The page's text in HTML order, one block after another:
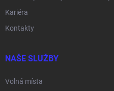
Kariéra
Kontakty
NAŠE SLUŽBY
Volná místa